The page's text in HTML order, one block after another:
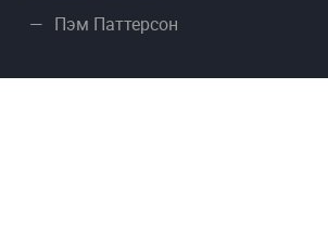
Пэм Паттерсон